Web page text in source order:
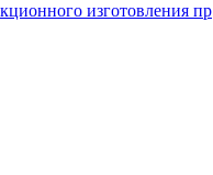
изготовления пр